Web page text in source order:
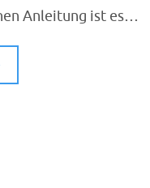
Anleitung ist es…